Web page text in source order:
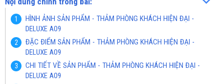
HÌNH ẢNH SẢN PHẨM - THẢM PHÒNG KHÁCH HIỆN ĐẠI -
DELUXE A09
ĐẶC ĐIỂM SẢN PHẨM - THẢM PHÒNG KHÁCH HIỆN ĐẠI -
DELUXE A09
CHI TIẾT VỀ SẢN PHẨM - THẢM PHÒNG KHÁCH HIỆN ĐẠI -
DELUXE A09